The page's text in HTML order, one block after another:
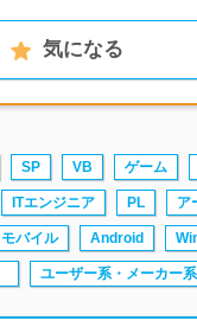
気になる
SP VB ゲーム
ITエンジニア PL ア
モバイル Android
ユーザー系・メーカー系